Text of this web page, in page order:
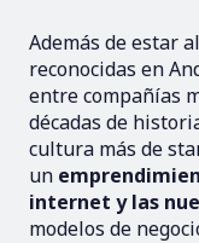
Además de estar
reconocidas en
entre compañías
décadas de
cultura más de
un
internet y las
modelos de